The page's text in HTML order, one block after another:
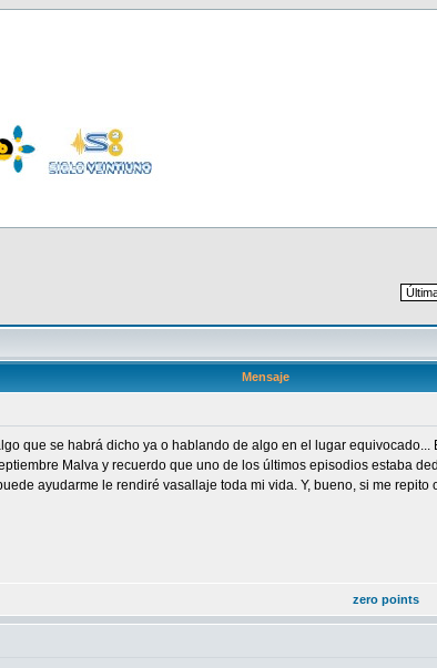
Mensaje
que se habrá dicho ya o hablando de algo en el lugar
Malva y recuerdo que uno de los últimos episodios estaba
ayudarme le rendiré vasallaje toda mi vida. Y, bueno, si me
zero points